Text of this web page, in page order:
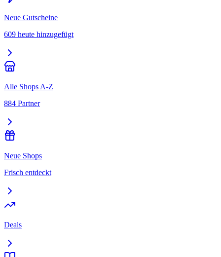
Neue Gutscheine
609 heute hinzugefügt
Alle Shops A-Z
884 Partner
Neue Shops
Frisch entdeckt
Deals